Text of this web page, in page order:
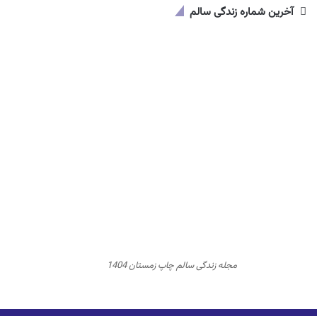
آخرین شماره زندگی سالم
مجله زندگی سالم چاپ زمستان 1404